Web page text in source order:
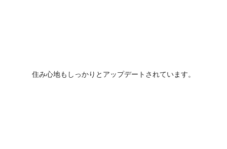
住み心地もしっかりとアップデートされています。